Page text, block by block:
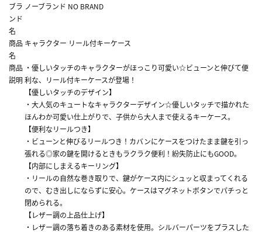
ブラ
ンド
名
ノーブランド NO BRAND
商品
名
キャラクター リール付キーケース
商品
説明
・優しいタッチのキャラクターがほっこり可愛い☆ビューンと伸びて便
利な、リール付キーケースが登場！
【優しいタッチのデザイン】
・大人気のキュートなキャラクターデザイン☆優しいタッチで描かれた
ほんわか可愛い仕上がりで、子供から大人まで使えるキーケース。
【便利なリールつき】
・ビューンと伸びるリールつき！カバンにケースをつけたまま鍵を引っ
張れる◎家の鍵を開けるときもラクラク便利！紛失防止にもGOOD。
【内部にしまえるキーリング】
・リールの自然な巻き取りで、鍵がケース内にシュッと収まってくれる
ので、むき出しにならずに安心。ケースはマグネットボタンでパチっと
閉められる。
【レザー調の上品仕上げ】
・レザー調の落ち着きのある素材を使用。シルバーパーツをプラスした